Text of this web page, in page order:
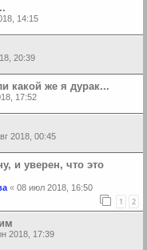
14:15
20:39
какой же я дурак...
17:52
2018, 00:45
и уверен, что это
« 08 июл 2018, 16:50
1 2
2018, 17:39